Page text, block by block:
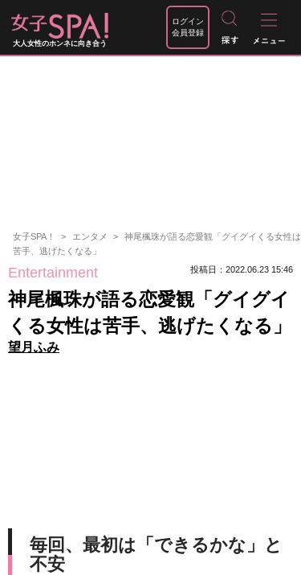
大人女性のホンネに向き合う
ログイン
会員登録
女子SPA！ エンタメ
神尾楓珠が語る恋愛観「グイグイくる女性は
苦手、逃げたくなる」
Entertainment 投稿日：2022.06.23 15:46
神尾楓珠が語る恋愛観「グイグイ
くる女性は苦手、逃げたくなる」
望月ふみ
毎回、最初は「できるかな」と
不安